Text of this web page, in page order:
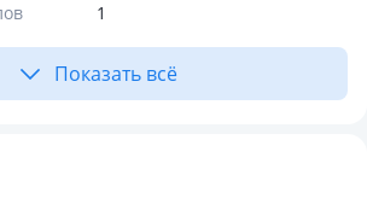
1
Показать всё